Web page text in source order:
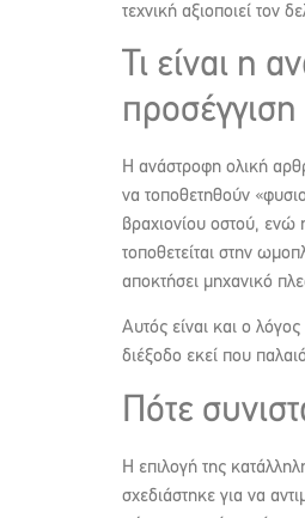
τεχνική αξιοποιεί τον
Τι είναι η
προσέγγιση
Η ανάστροφη ολική
να τοποθετηθούν
βραχιονίου οστού, ενώ
τοποθετείται στην
αποκτήσει μηχανικό
Αυτός είναι και ο
διέξοδο εκεί που
Πότε
Η επιλογή της
σχεδιάστηκε για να